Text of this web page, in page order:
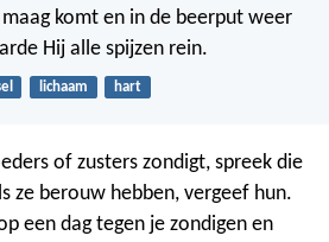
komt en in de beerput weer
Hij alle spijzen rein.
lichaam hart
of zusters zondigt, spreek die
ze berouw hebben, vergeef hun.
een dag tegen je zondigen en